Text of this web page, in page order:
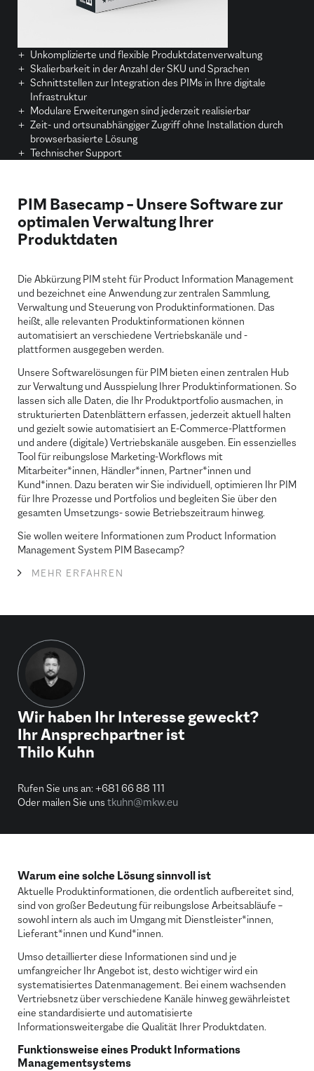
Unkomplizierte und flexible Produktdatenverwaltung
Skalierbarkeit in der Anzahl der SKU und Sprachen
Schnittstellen zur Integration des PIMs in Ihre digitale
Infrastruktur
Modulare Erweiterungen sind jederzeit realisierbar
Zeit- und ortsunabhängiger Zugriff ohne Installation durch
browserbasierte Lösung
Technischer Support
PIM Basecamp – Unsere Software zur
optimalen Verwaltung Ihrer
Produktdaten
Die Abkürzung PIM steht für Product Information Management
und bezeichnet eine Anwendung zur zentralen Sammlung,
Verwaltung und Steuerung von Produktinformationen. Das
heißt, alle relevanten Produktinformationen können
automatisiert an verschiedene Vertriebskanäle und -
plattformen ausgegeben werden.
Unsere Softwarelösungen für PIM bieten einen zentralen Hub
zur Verwaltung und Ausspielung Ihrer Produktinformationen. So
lassen sich alle Daten, die Ihr Produktportfolio ausmachen, in
strukturierten Datenblättern erfassen, jederzeit aktuell halten
und gezielt sowie automatisiert an E-Commerce-Plattformen
und andere (digitale) Vertriebskanäle ausgeben. Ein essenzielles
Tool für reibungslose Marketing-Workflows mit
Mitarbeiter*innen, Händler*innen, Partner*innen und
Kund*innen. Dazu beraten wir Sie individuell, optimieren Ihr PIM
für Ihre Prozesse und Portfolios und begleiten Sie über den
gesamten Umsetzungs- sowie Betriebszeitraum hinweg.
Sie wollen weitere Informationen zum Product Information
Management System PIM Basecamp?
MEHR ERFAHREN
Wir haben Ihr Interesse geweckt?
Ihr Ansprechpartner ist
Thilo Kuhn
Rufen Sie uns an: +681 66 88 111
Oder mailen Sie uns tkuhn@mkw.eu
Warum eine solche Lösung sinnvoll ist
Aktuelle Produktinformationen, die ordentlich aufbereitet sind,
sind von großer Bedeutung für reibungslose Arbeitsabläufe –
sowohl intern als auch im Umgang mit Dienstleister*innen,
Lieferant*innen und Kund*innen.
Umso detaillierter diese Informationen sind und je
umfangreicher Ihr Angebot ist, desto wichtiger wird ein
systematisiertes Datenmanagement. Bei einem wachsenden
Vertriebsnetz über verschiedene Kanäle hinweg gewährleistet
eine standardisierte und automatisierte
Informationsweitergabe die Qualität Ihrer Produktdaten.
Funktionsweise eines Produkt Informations
Managementsystems